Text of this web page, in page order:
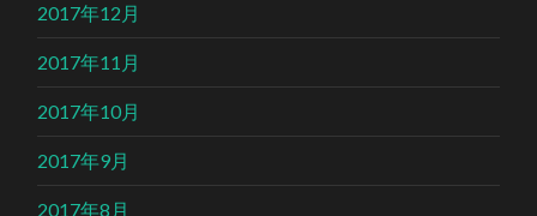
2017年12月
2017年11月
2017年10月
2017年9月
2017年8月